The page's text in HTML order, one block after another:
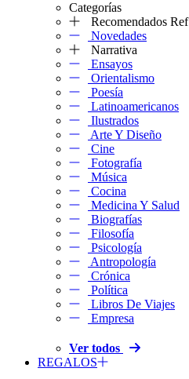
Categorías
Recomendados Ref
Novedades
Narrativa
Ensayos
Orientalismo
Poesía
Latinoamericanos
Ilustrados
Arte Y Diseño
Cine
Fotografía
Música
Cocina
Medicina Y Salud
Biografías
Filosofía
Psicología
Antropología
Crónica
Política
Libros De Viajes
Empresa
Ver todos
REGALOS